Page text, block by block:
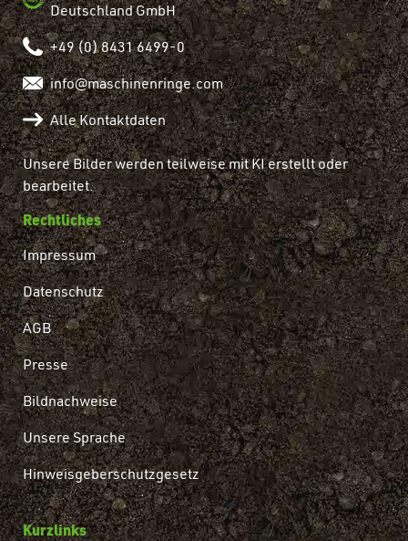
Deutschland GmbH
+49 (0) 8431 6499-0
info@maschinenringe.com
Alle Kontaktdaten
Unsere Bilder werden teilweise mit KI erstellt oder
bearbeitet.
Rechtliches
Impressum
Datenschutz
AGB
Presse
Bildnachweise
Unsere Sprache
Hinweisgeberschutzgesetz
Kurzlinks